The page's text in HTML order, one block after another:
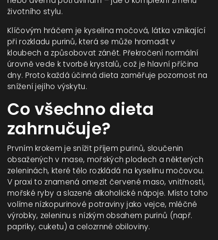
životního stylu.
Klíčovým hráčem je kyselina močová, látka vznikající
při rozkladu purinů, která se může hromadit v
kloubech a způsobovat zánět. Překročení normální
úrovně vede k tvorbě krystalů, což je hlavní příčina
dny. Proto každá účinná dieta zaměřuje pozornost na
snížení jejího výskytu.
Co všechno dieta
zahrnučuje?
Prvním krokem je snížit příjempurinů, sloučenin
obsažených v mase, mořských plodech a některých
zeleninách, které tělo rozkládá na kyselinu močovou.
V praxi to znamená omezit červené maso, vnitřnosti,
mořské ryby a slazené alkoholické nápoje. Místo toho
volíme nízkopurinové potraviny jako vejce, mléčné
výrobky, zeleninu s nízkým obsahem purinů (např.
papriky, cuketu) a celozrnné obiloviny.